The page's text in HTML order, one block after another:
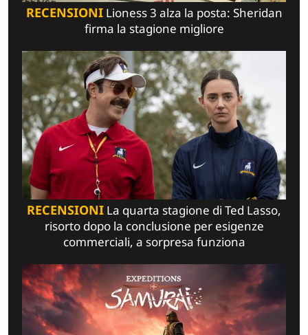
RECENSIONILioness 3 alza la posta: Sheridan
firma la stagione migliore
RECENSIONI La quarta stagione di Ted Lasso,
risorto dopo la conclusione per esigenze
commerciali, a sorpresa funziona